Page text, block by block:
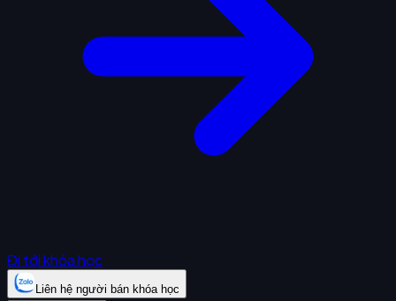
Đi tới khóa học
Liên hệ người bán khóa học